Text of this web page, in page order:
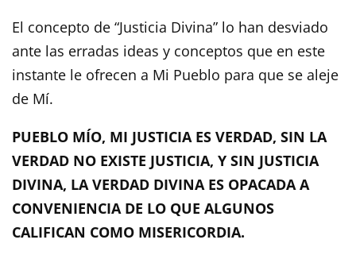
El concepto de “Justicia Divina” lo han desviado
ante las erradas ideas y conceptos que en este
instante le ofrecen a Mi Pueblo para que se aleje
de Mí.
PUEBLO MÍO, MI JUSTICIA ES VERDAD, SIN LA
VERDAD NO EXISTE JUSTICIA, Y SIN JUSTICIA
DIVINA, LA VERDAD DIVINA ES OPACADA A
CONVENIENCIA DE LO QUE ALGUNOS
CALIFICAN COMO MISERICORDIA.